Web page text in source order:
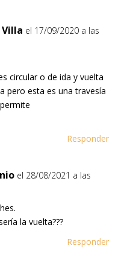
el 17/09/2020 a las
circular o de ida y vuelta
pero esta es una travesía
Responder
el 28/08/2021 a las
la vuelta???
Responder